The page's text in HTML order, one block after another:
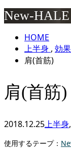
New-HALE
HOME
上半身 , 効
肩(首筋)
肩(首筋)
2018.12.25上半身,
使用するテープ：